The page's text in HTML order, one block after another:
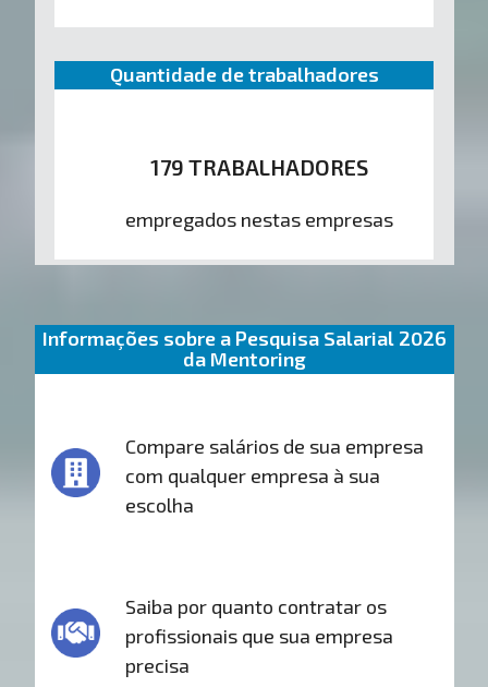
Quantidade de trabalhadores
179 TRABALHADORES
empregados nestas empresas
Informações sobre a Pesquisa Salarial 2026
da Mentoring
Compare salários de sua empresa
com qualquer empresa à sua
escolha
Saiba por quanto contratar os
profissionais que sua empresa
precisa